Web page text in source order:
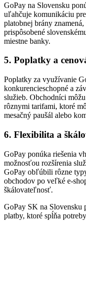
GoPay na Slovensku
uľahčuje komunikáciu
platobnej brány
prispôsobené
miestne banky.
5. Poplatky a
Poplatky za využívanie
konkurencieschopné a
služieb. Obchodníci
rôznymi tarifami, ktoré
mesačný paušál alebo
6. Flexibilita a
GoPay ponúka riešenia
možnosťou rozšírenia
GoPay obľúbili rôzne
obchodov po veľké e-
škálovateľnosť.
GoPay SK na Slovensku
platby, ktoré spĺňa